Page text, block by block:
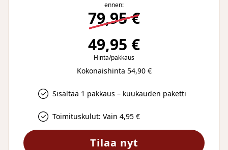
ennen:
79,95 €
49,95 €
Hinta/pakkaus
Kokonaishinta 54,90 €
Sisältää 1 pakkaus – kuukauden paketti
Toimituskulut: Vain 4,95 €
Tilaa nyt